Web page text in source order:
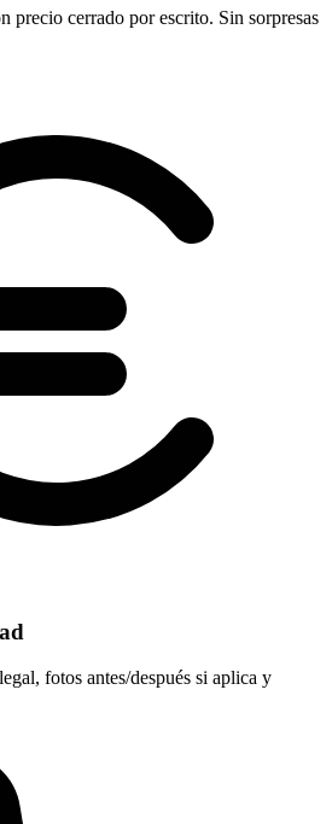
precio cerrado por escrito. Sin sorpresas
fotos antes/después si aplica y